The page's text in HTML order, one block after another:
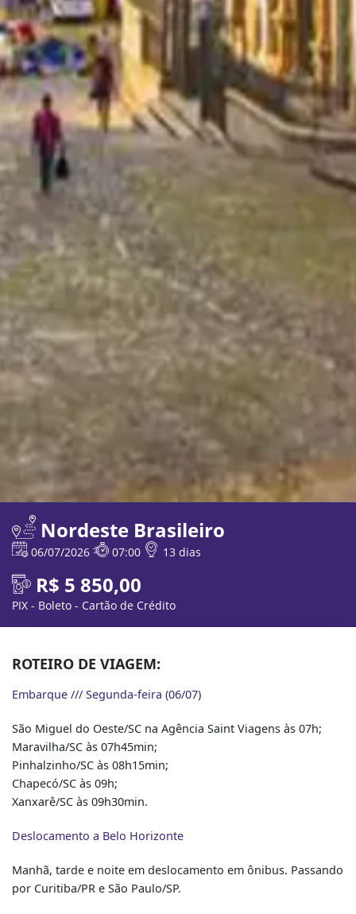
Nordeste Brasileiro
06/07/2026 07:00 13 dias
R$ 5 850,00
PIX - Boleto - Cartão de Crédito
ROTEIRO DE VIAGEM:
Embarque /// Segunda-feira (06/07)
São Miguel do Oeste/SC na Agência Saint Viagens às 07h;
Maravilha/SC às 07h45min;
Pinhalzinho/SC às 08h15min;
Chapecó/SC às 09h;
Xanxarê/SC às 09h30min.
Deslocamento a Belo Horizonte
Manhã, tarde e noite em deslocamento em ônibus. Passando
por Curitiba/PR e São Paulo/SP.